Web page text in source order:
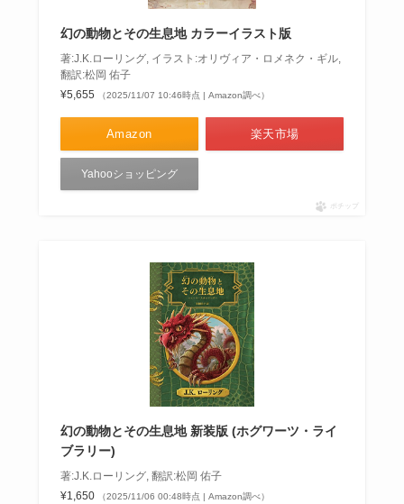
幻の動物とその生息地 カラーイラスト版
著:J.K.ローリング, イラスト:オリヴィア・ロメネク・ギル,
翻訳:松岡 佑子
¥5,655
（2025/11/07 10:46時点 | Amazon調べ）
Amazon 楽天市場
Yahooショッピング
ポチップ
幻の動物とその生息地 新装版 (ホグワーツ・ライ
ブラリー)
著:J.K.ローリング, 翻訳:松岡 佑子
¥1,650
（2025/11/06 00:48時点 | Amazon調べ）